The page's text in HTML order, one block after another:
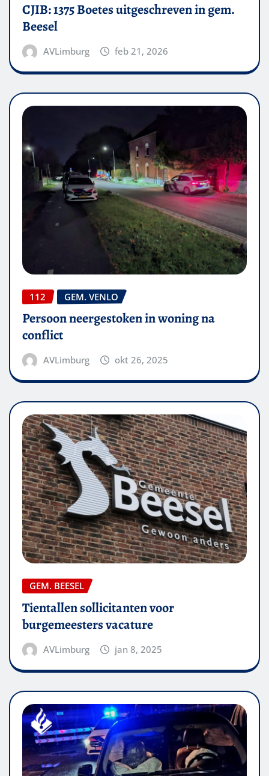
CJIB: 1375 Boetes uitgeschreven in gem.
Beesel
AVLimburg feb 21, 2026
112 GEM. VENLO
Persoon neergestoken in woning na
conflict
AVLimburg okt 26, 2025
GEM. BEESEL
Tientallen sollicitanten voor
burgemeesters vacature
AVLimburg jan 8, 2025